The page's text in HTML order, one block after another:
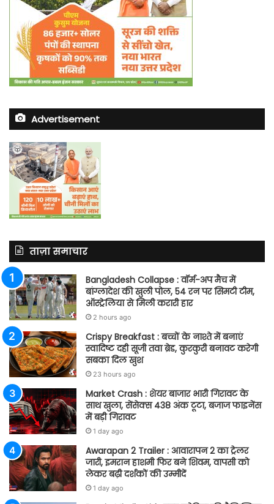
Advertisement
ताज़ा समाचार
Bangladesh Collapse : वॉर्म-अप मैच में
बांग्लादेश की खुली पोल, 54 रन पर सिमटी टीम,
ऑस्ट्रेलिया से मिली करारी हार
2 hours ago
Crispy Breakfast : बच्चों के नाश्ते में बनाएं
स्वादिष्ट दही सूजी तवा ब्रेड, कुरकुरी बनावट करेगी
सबका दिल खुश
23 hours ago
Market Crash : शेयर बाजार भारी गिरावट के
साथ खुला, सेंसेक्स 438 अंक टूटा, बजाज फाइनेंस
में बड़ी गिरावट
1 day ago
Awarapan 2 Trailer : आवारापन 2 का ट्रेलर
जारी, इमरान हाशमी फिर बने शिवम, वापसी को
लेकर बढ़ी दर्शकों की उम्मीदें
1 day ago